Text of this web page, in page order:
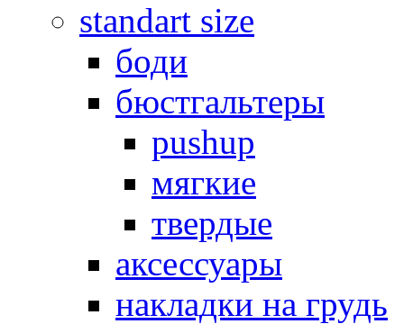
standart size
боди
бюстгальтеры
pushup
мягкие
твердые
аксессуары
накладки на грудь